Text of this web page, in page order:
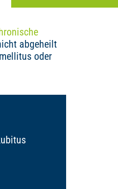
abgeheilt
oder